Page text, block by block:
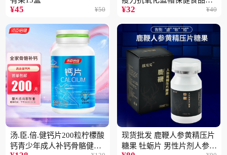
¥45 ¥50
发一件代发2盒
¥32 ¥40
汤.臣.倍.健钙片200粒柠檬酸
钙青少年成人补钙骨骼健康
现货批发 鹿鞭人参黄精压片
糖果 牡蛎片 男性片剂人参黄